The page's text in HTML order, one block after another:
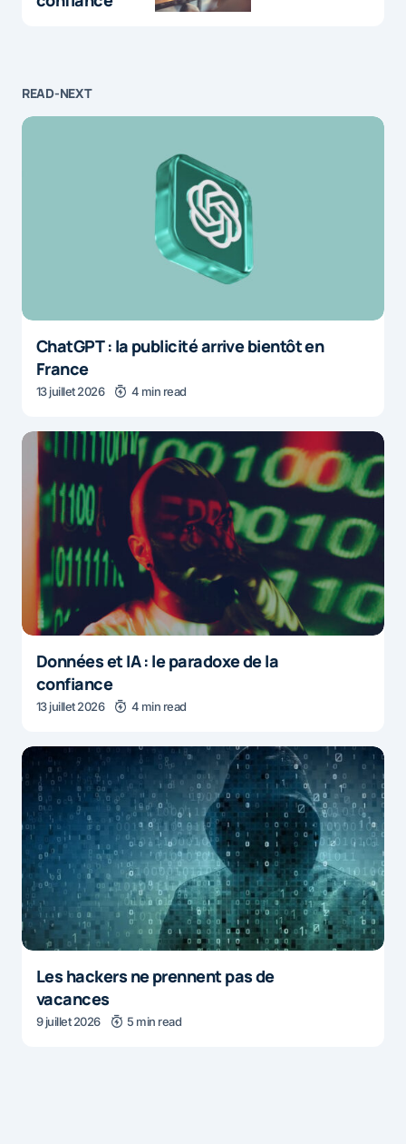
READ-NEXT
ChatGPT : la publicité arrive bientôt en
France
13 juillet 2026 4 min read
Données et IA : le paradoxe de la
confiance
13 juillet 2026 4 min read
Les hackers ne prennent pas de
vacances
9 juillet 2026 5 min read